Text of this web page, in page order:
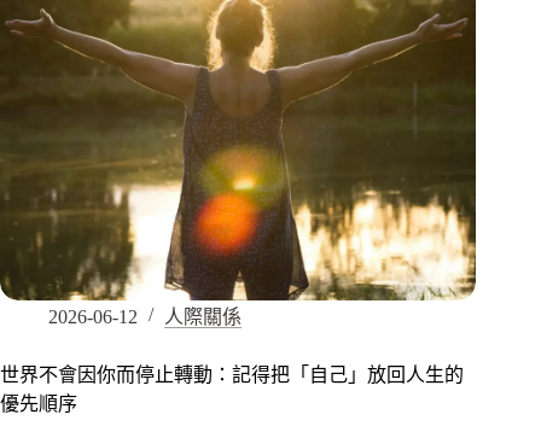
2026-06-12 人際關係
世界不會因你而停止轉動：記得把「自己」放回人生的
優先順序